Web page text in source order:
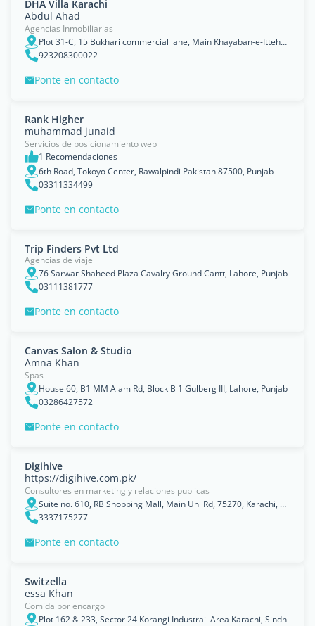
DHA Villa Karachi
Abdul Ahad
Agencias Inmobiliarias
Plot 31-C, 15 Bukhari commercial lane, Main Khayaban-e-Ittehad Road, D.H.A Phase 6, Karachi, Sindh
923208300022
Ponte en contacto
Rank Higher
muhammad junaid
Servicios de posicionamiento web
1 Recomendaciones
6th Road, Tokoyo Center, Rawalpindi Pakistan 87500, Punjab
03311334499
Ponte en contacto
Trip Finders Pvt Ltd
Agencias de viaje
76 Sarwar Shaheed Plaza Cavalry Ground Cantt, Lahore, Punjab
03111381777
Ponte en contacto
Canvas Salon & Studio
Amna Khan
Spas
House 60, B1 MM Alam Rd, Block B 1 Gulberg III, Lahore, Punjab
03286427572
Ponte en contacto
Digihive
https://digihive.com.pk/
Consultores en marketing y relaciones publicas
Suite no. 610, RB Shopping Mall, Main Uni Rd, 75270, Karachi, Pakistan, Sindh
3337175277
Ponte en contacto
Switzella
essa Khan
Comida por encargo
Plot 162 & 233, Sector 24 Korangi Industrail Area Karachi, Sindh